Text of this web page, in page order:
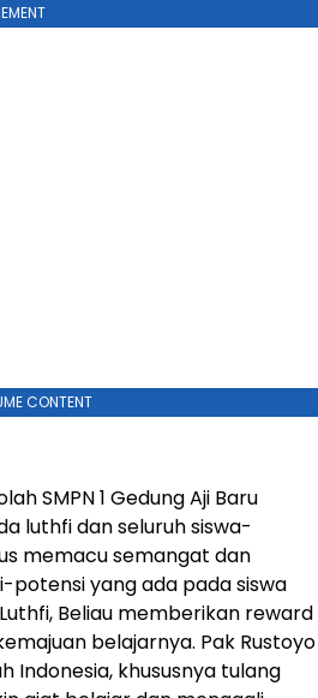
CONTENT
SMPN 1 Gedung Aji Baru
luthfi dan seluruh siswa-
memacu semangat dan
yang ada pada siswa
Beliau memberikan reward
belajarnya. Pak Rustoyo
Indonesia, khususnya tulang